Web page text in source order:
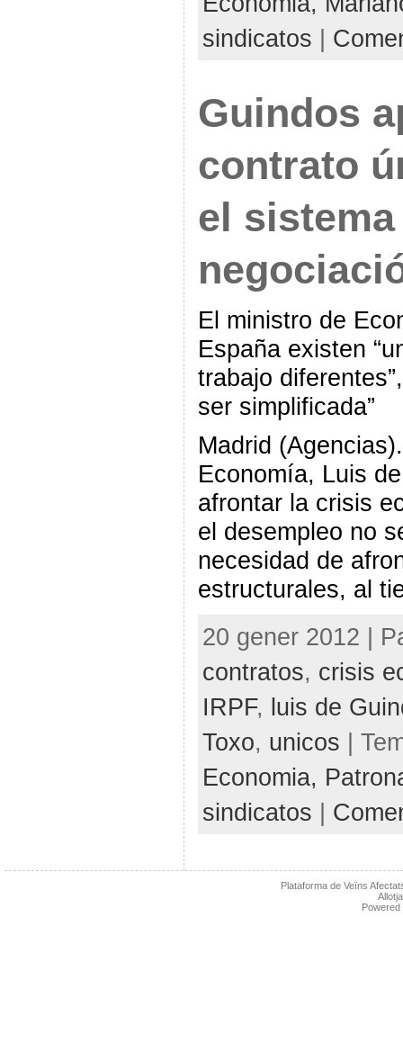
sindicatos |
Guindos
contrato
el sistema
El ministro de
España existen
trabajo
ser simplificada”
Madrid
Economía, Luis
afrontar la crisis
el desempleo no
necesidad de
estructurales, al
20 gener 2012 |
contratos, crisis
IRPF, luis de
Toxo, unicos |
Economia,
sindicatos |
Plataforma de Veïns